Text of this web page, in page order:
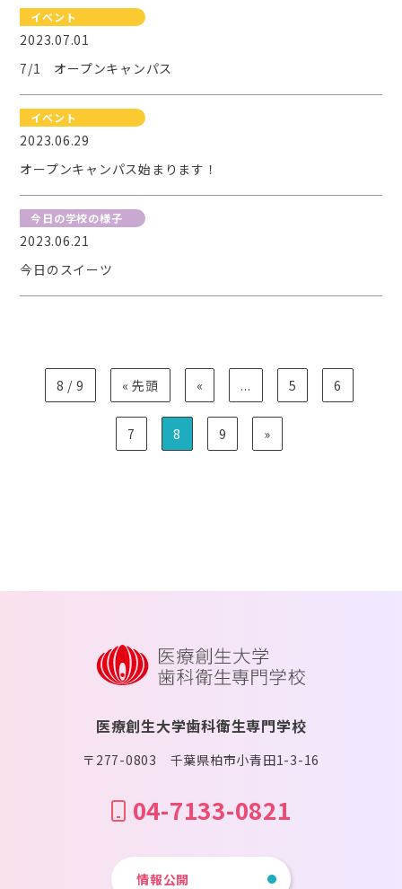
イベント
2023.07.01
7/1 オープンキャンパス
イベント
2023.06.29
オープンキャンパス始まります！
今日の学校の様子
2023.06.21
今日のスイーツ
8 / 9 « 先頭 « ... 5 6
7 8 9 »
医療創生大学歯科衛生専門学校
〒277-0803 千葉県柏市小青田1-3-16
04-7133-0821
情報公開